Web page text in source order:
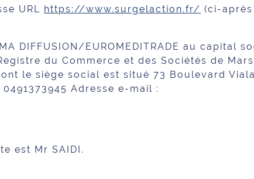
URL https://www.surgelaction.fr/ (ci-
DIFFUSION/EUROMEDITRADE au capital
du Commerce et des Sociétés de
le siège social est situé 73 Boulevard Viala
Adresse e-mail :
est Mr SAIDI.